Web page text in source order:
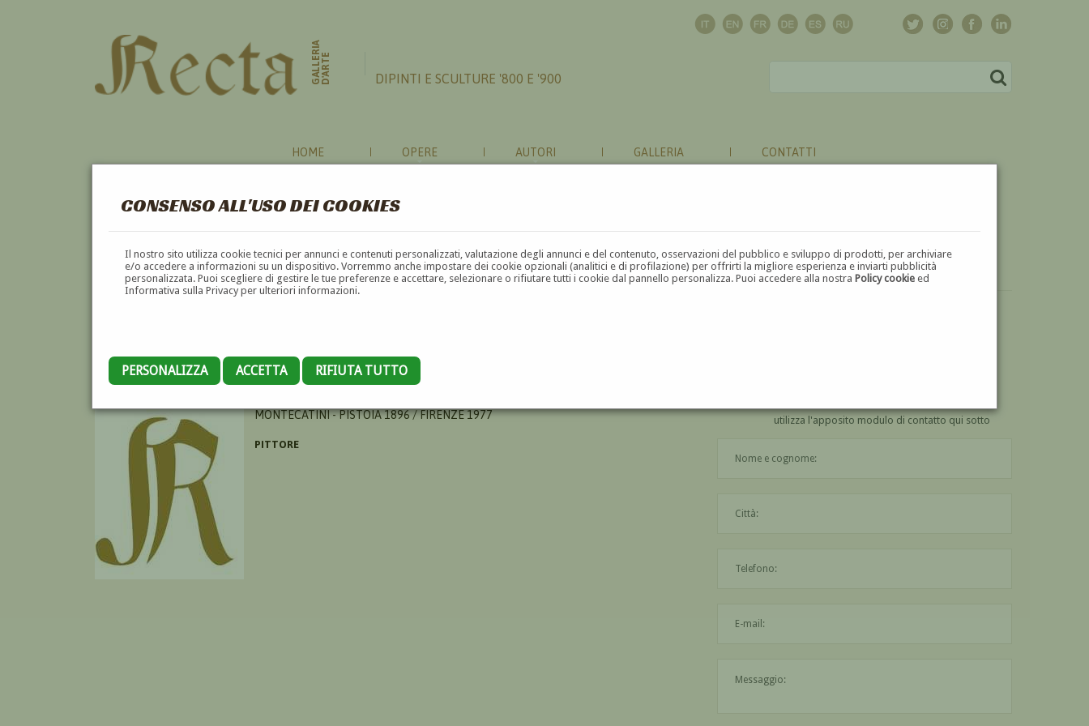
CONSENSO ALL'USO DEI COOKIES
Il nostro sito utilizza cookie tecnici per annunci e contenuti personalizzati, valutazione degli annunci e del contenuto, osservazioni del pubblico e sviluppo di prodotti, per archiviare
e/o accedere a informazioni su un dispositivo. Vorremmo anche impostare dei cookie opzionali (analitici e di profilazione) per offrirti la migliore esperienza e inviarti pubblicità
personalizzata. Puoi scegliere di gestire le tue preferenze e accettare, selezionare o rifiutare tutti i cookie dal pannello personalizza. Puoi accedere alla nostraPolicy cookie ed
Informativa sulla Privacy per ulteriori informazioni.
PERSONALIZZA ACCETTA RIFIUTA TUTTO
GALLERIAD'ARTE DIPINTI E SCULTURE '800 E '900
HOME OPERE AUTORI GALLERIA CONTATTI
GINO VALORI
MONTECATINI - PISTOIA 1896 / FIRENZE 1977
PITTORE
utilizza l'apposito modulo di contatto qui sotto